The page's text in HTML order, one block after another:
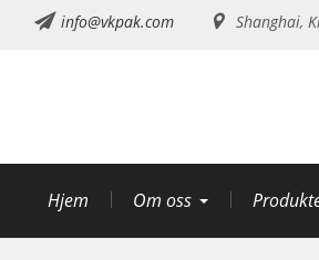
info@vkpak.com Shanghai,
Hjem Om oss